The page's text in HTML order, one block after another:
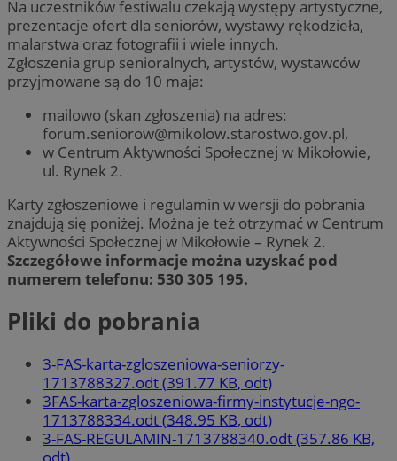
Na uczestników festiwalu czekają występy artystyczne,
prezentacje ofert dla seniorów, wystawy rękodzieła,
malarstwa oraz fotografii i wiele innych.
Zgłoszenia grup senioralnych, artystów, wystawców
przyjmowane są do 10 maja:
mailowo (skan zgłoszenia) na adres:
forum.seniorow@mikolow.starostwo.gov.pl,
w Centrum Aktywności Społecznej w Mikołowie,
ul. Rynek 2.
Karty zgłoszeniowe i regulamin w wersji do pobrania
znajdują się poniżej. Można je też otrzymać w Centrum
Aktywności Społecznej w Mikołowie – Rynek 2.
Szczegółowe informacje można uzyskać pod
numerem telefonu: 530 305 195.
Pliki do pobrania
3-FAS-karta-zgloszeniowa-seniorzy-
1713788327.odt (391.77 KB, odt)
3FAS-karta-zgloszeniowa-firmy-instytucje-ngo-
1713788334.odt (348.95 KB, odt)
3-FAS-REGULAMIN-1713788340.odt (357.86 KB,
odt)